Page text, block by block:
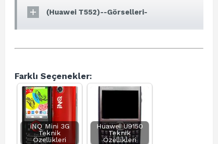
(Huawei T552)--Görselleri-
Farklı Seçenekler:
iNQ Mini 3G
Teknik
Özellikleri
Huawei U9150
Teknik
Özellikleri